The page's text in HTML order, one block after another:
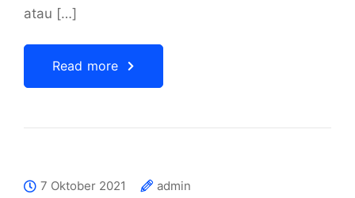
atau […]
Read more
7 Oktober 2021
admin